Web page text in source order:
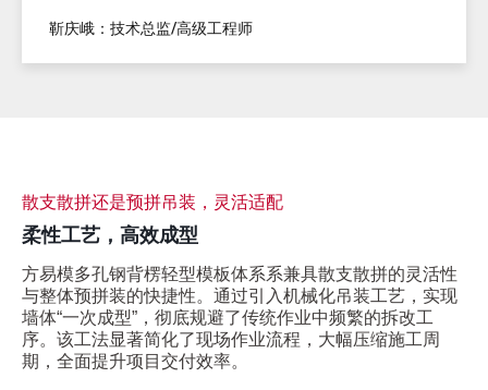
靳庆峨：技术总监/高级工程师
散支散拼还是预拼吊装，灵活适配
柔性工艺，高效成型
方易模多孔钢背楞轻型模板体系系兼具散支散拼的灵活性
与整体预拼装的快捷性。通过引入机械化吊装工艺，实现
墙体“一次成型”，彻底规避了传统作业中频繁的拆改工
序。该工法显著简化了现场作业流程，大幅压缩施工周
期，全面提升项目交付效率。